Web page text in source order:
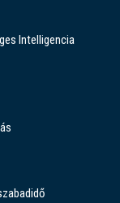
Intelligencia